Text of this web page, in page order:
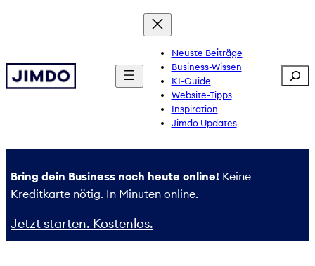
Neuste Beiträge
Business-Wissen
KI-Guide
Website-Tipps
Inspiration
Jimdo Updates
Bring dein Business noch heute online! Keine
Kreditkarte nötig. In Minuten online.
Jetzt starten. Kostenlos.